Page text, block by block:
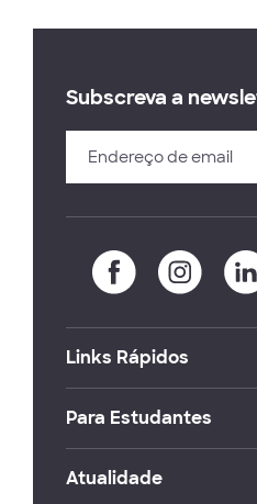
Subscreva a
Links Rápidos
Para Estudantes
Atualidade